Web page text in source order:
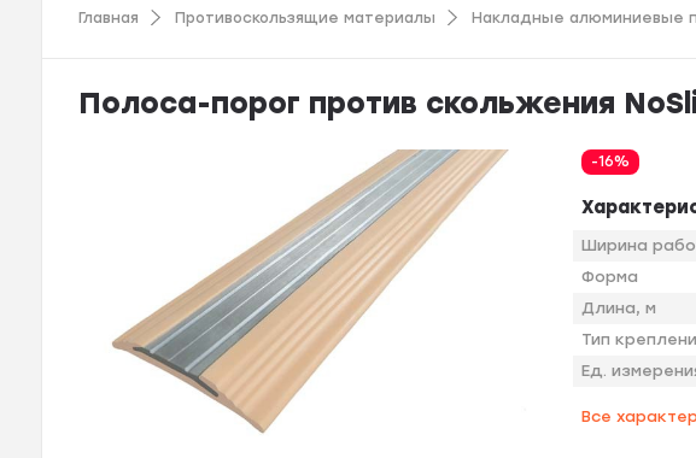
Главная Противоскользящие материалы Накладные алюминиевые
Полоса-порог против скольжения
-16%
Ширина
Форма
Длина, м
Тип
Ед.
Все